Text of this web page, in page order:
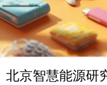
北京智慧能源研